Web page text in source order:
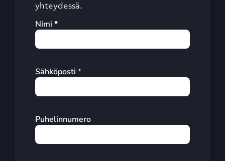
yhteydessä.
Nimi *
Sähköposti *
Puhelinnumero